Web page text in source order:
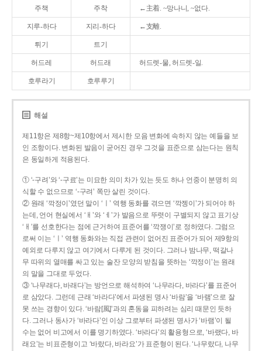
주책 주착 ←主着. ~망나니, ~없다.
지루-하다 지리-하다 ←支離.
튀기 트기
허드레 허드래 허드렛-물, 허드렛-일.
호루라기 호루루기
해설
제11항은 제8항~제10항에서 제시한 모음 변화에 속하지 않는 예들을 보
인 조항이다. 변화된 발음이 굳어진 경우 그것을 표준으로 삼는다는 원칙
은 동일하게 적용된다.
① ‘-구려’와 ‘-구료’는 미묘한 의미 차가 있는 듯도 하나 언중이 분명히 의
식할 수 없으므로 ‘-구려’ 쪽만 살린 것이다.
② 원래 ‘깍정이’였던 말이 ‘ㅣ’ 역행 동화를 겪으면 ‘깍젱이’가 되어야 하
는데, 언어 현실에서 ‘ㅐ’와 ‘ㅔ’가 발음으로 뚜렷이 구별되지 않고 표기상
‘ㅐ’를 선호한다는 점에 근거하여 표준어를 ‘깍쟁이’로 정하였다. 그럼으
로써 이는 ‘ㅣ’ 역행 동화와는 직접 관련이 없어진 표준어가 되어 제9항의
예외로 다루지 않고 여기에서 다루게 된 것이다. 그러나 밤나무, 떡갈나
무 따위의 열매를 싸고 있는 술잔 모양의 받침을 뜻하는 ‘깍정이’는 원래
의 말을 그대로 두었다.
③ ‘나무래다, 바래다’는 방언으로 해석하여 ‘나무라다, 바라다’를 표준어
로 삼았다. 그런데 근래 ‘바라다’에서 파생된 명사 ‘바람’을 ‘바램’으로 잘
못 쓰는 경향이 있다. ‘바람[風]’과의 혼동을 피하려는 심리 때문인 듯하
다. 그러나 동사가 ‘바라다’인 이상 그로부터 파생된 명사가 ‘바램’이 될
수는 없어 비고에서 이를 명기하였다. ‘바라다’의 활용형으로, ‘바랬다, 바
래요’는 비표준형이고 ‘바랐다, 바라요’가 표준형이 된다. ‘나무랐다, 나무